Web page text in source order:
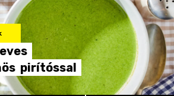
pirítóssal